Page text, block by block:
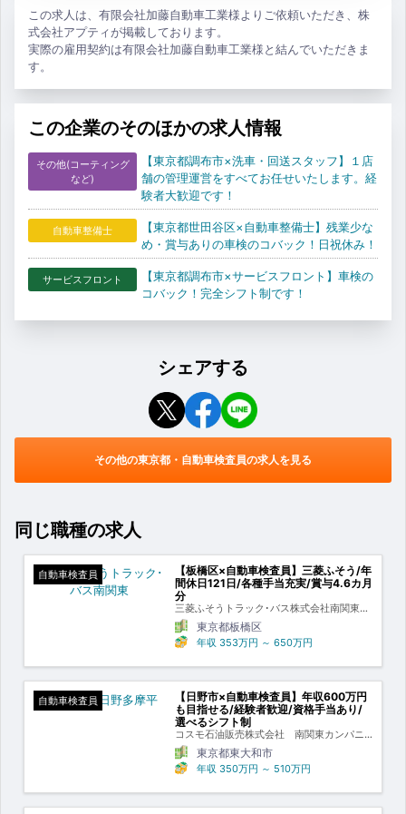
この求人は、有限会社加藤自動車工業様よりご依頼いただき、株
式会社アプティが掲載しております。
実際の雇用契約は有限会社加藤自動車工業様と結んでいただきま
す。
この企業のそのほかの求人情報
その他(コーティング
など)
【東京都調布市×洗車・回送スタッフ】１店
舗の管理運営をすべてお任せいたします。経
験者大歓迎です！
自動車整備士
【東京都世田谷区×自動車整備士】残業少な
め・賞与ありの車検のコバック！日祝休み！
サービスフロント
【東京都調布市×サービスフロント】車検の
コバック！完全シフト制です！
シェアする
その他の東京都・自動車検査員の求人を見る
同じ職種の求人
自動車検査員
【板橋区×自動車検査員】三菱ふそう/年
間休日121日/各種手当充実/賞与4.6カ月
分
三菱ふそうトラック･バス株式会社南関東・
甲信ふそう東京都板橋区
年収 353万円 ～ 650万円
自動車検査員
【日野市×自動車検査員】年収600万円
も目指せる/経験者歓迎/資格手当あり/
選べるシフト制
コスモ石油販売株式会社 南関東カンパニ
ー
東京都東大和市
年収 350万円 ～ 510万円